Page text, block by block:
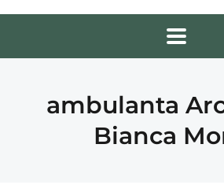
ambulanta
Bianca